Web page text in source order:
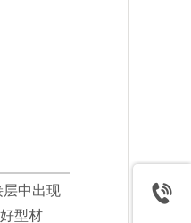
中出现
型材